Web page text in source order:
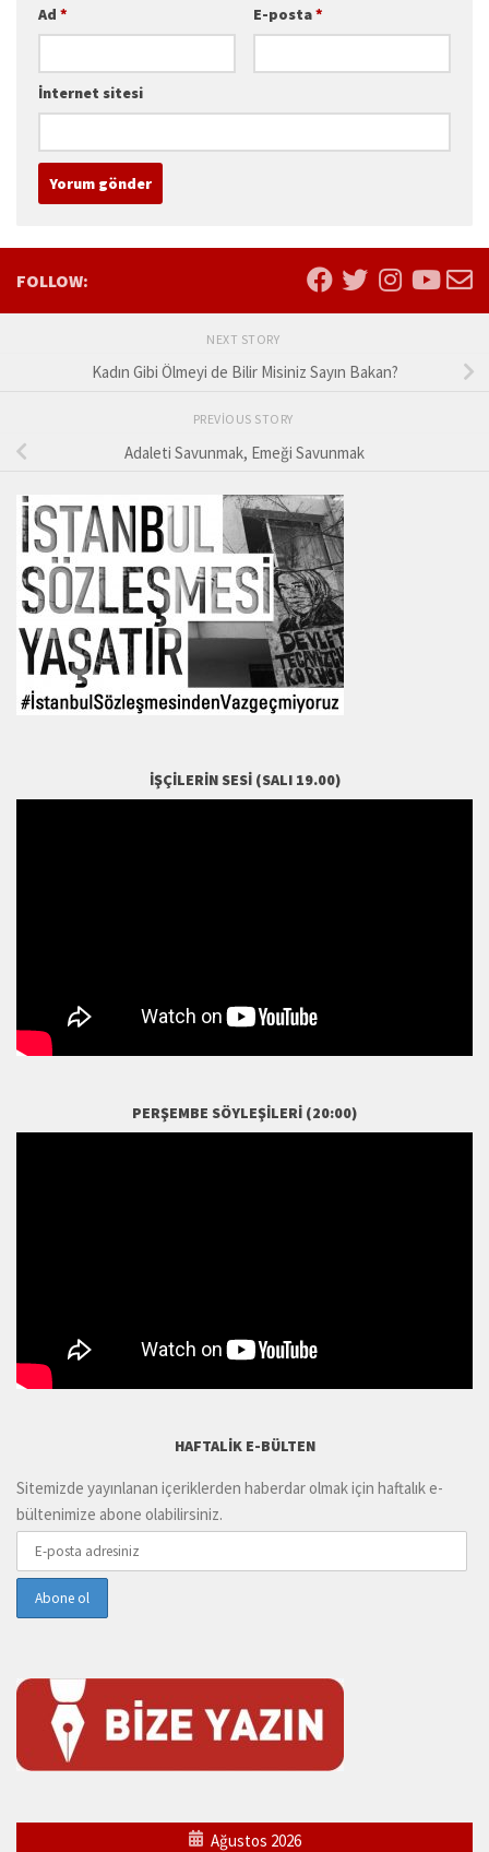
Ad * E-posta*
İnternet sitesi
FOLLOW:
NEXT STORY
Kadın Gibi Ölmeyi de Bilir Misiniz Sayın Bakan?
PREVIOUS STORY
Adaleti Savunmak, Emeği Savunmak
İŞÇILERIN SESI (SALI 19.00)
PERŞEMBE SÖYLEŞILERI (20:00)
HAFTALIK E-BÜLTEN
Sitemizde yayınlanan içeriklerden haberdar olmak için haftalık e-
bültenimize abone olabilirsiniz.
Ağustos 2026